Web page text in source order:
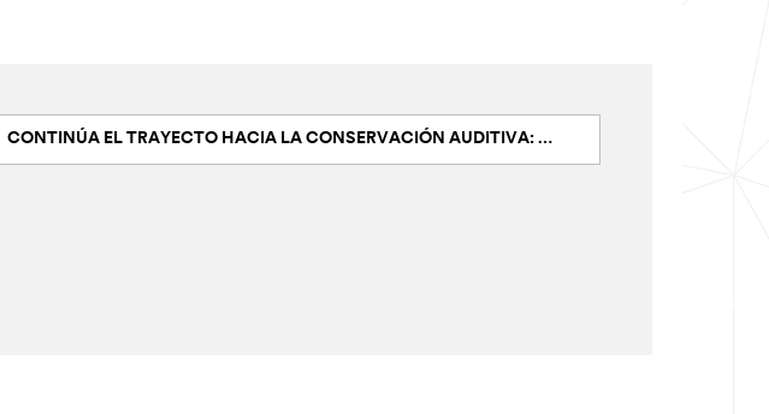
CONTINÚA EL TRAYECTO HACIA LA CONSERVACIÓN AUDITIVA: EVALUAR